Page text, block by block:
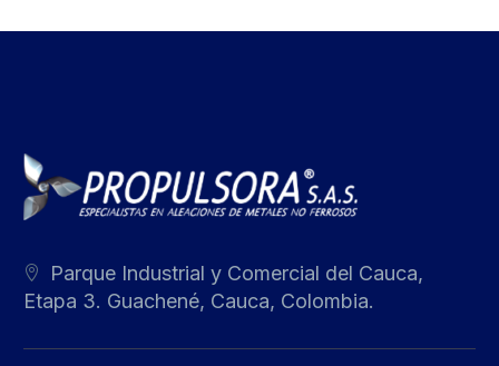
Parque Industrial y Comercial del Cauca,
Etapa 3. Guachené, Cauca, Colombia.